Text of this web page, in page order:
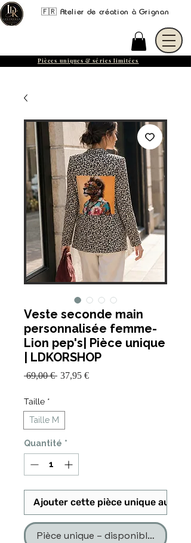
🇫🇷 Atelier de création à Grignan
Pièces uniques & séries limitées
Veste seconde main
personnalisée femme-
Lion pep's| Pièce unique
| LDKORSHOP
69,00 € Prix
37,95 €Prix
Taille *
Taille M
Quantité *
Ajouter cette pièce unique au
Pièce unique – disponible en un